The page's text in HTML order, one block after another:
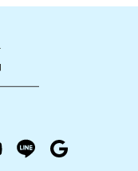
youtubeline